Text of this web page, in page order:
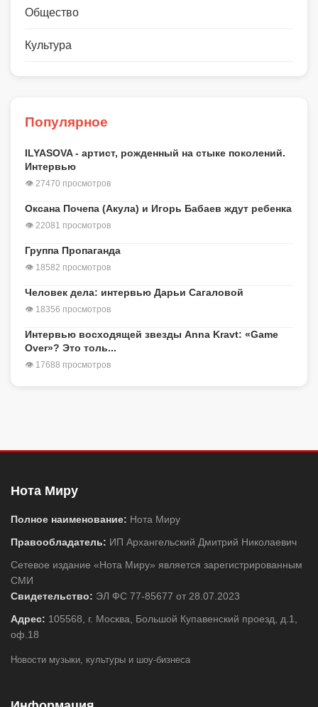
Общество
Культура
Популярное
ILYASOVA - артист, рожденный на стыке поколений.
Интервью
👁 27470 просмотров
Оксана Почепа (Акула) и Игорь Бабаев ждут ребенка
👁 22081 просмотров
Группа Пропаганда
👁 18582 просмотров
Человек дела: интервью Дарьи Сагаловой
👁 18356 просмотров
Интервью восходящей звезды Anna Kravt: «Game
Over»? Это толь...
👁 17688 просмотров
Нота Миру
Полное наименование: Нота Миру
Правообладатель: ИП Архангельский Дмитрий Николаевич
Сетевое издание «Нота Миру» является зарегистрированным
СМИ
Свидетельство: ЭЛ ФС 77-85677 от 28.07.2023
Адрес: 105568, г. Москва, Большой Купавенский проезд, д.1,
оф.18
Новости музыки, культуры и шоу-бизнеса